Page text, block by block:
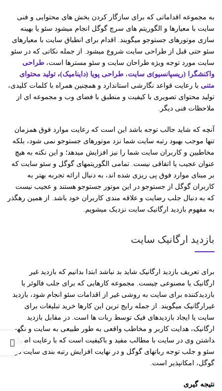
به مجموعه اقداماتی که برای سازگار کردن بخش­ های محتوایی و فنی
سایت با معیارها و الگوریتم­ های سرچ گوگل انجام می­شود سئو یا بهینه
سازی موتورهای جستوجو می­گویند. اقدام برای انطباق سایت با معیارهای
سئو حتی قبل از طراحی سایت شروع می­شود. از جمله نکاتی که در سئو
سایت مورد توجه ویژه طراحان سایت و سئو مسترها است، طراحی
واکنش­گرا (ریسپانسیو)ی سایت، طراحی پویا (داینامیک)، تولید محتوای
متنی با رعایت قواعد نگارشی استاندارد و همچنین همراه با کلمات کلیدی،
تولید محتوای تصویری با کیفیت و منطبق با فضای وب و مجموعه ­ای از
ملاحظات فنی دیگر.
آنچه که شاید جالب توجه باشد این است که رعایت موارد فوق همزمان
تنها موجب بهبود رتبه سایت شما نزد موتورهای جستوجو نمی ­شود، بلکه
مخاطبین و کاربران سایت شما را نیز افزایش می­دهد؛ و این نکته به هیچ
عنوان عجیب یا اتفاقی نیست. تمامی الگوریتم­های گوگل و سئو سایت که
بر مبنای موارد فوق پی ­ریزی شده­ اند، به دنبال ارائه تجربه بهتر به
کاربران گوگل از جستوجو در این موتور جستوجو هستند و عجیب نیست
که به دنبال جلب رضایت و علاقه­ مندی کاربران خود باشد. از همین رهگذر
به مفهوم بازدید ارگانیک سایت نزدیک می­شویم.
بازدید ارگانیک سایت
برای تعریف بازدید ارگانیک شاید بد نباشد ابتدا بدانیم که بازدید غیر
ارگانیک یا مصنوعی چیست. مجموعه کارهایی که برای جلب فالوئر یا
بازدیدکننده برای سایت به روشی غیر از اقدامات سئو انجام شود، بازدید
غیرارگانیک می­گویند. از جمله رایج­ ترین این کارها خرید تبلیغات برای
سایت یا ایجاد بازدیدهای فیک توسط ربات­ ها است. در مقابل بازدید
ارگانیک، هدایت کاربر و مخاطب واقعی به طور طبیعی به سایت و نگه­
داشتن وی در سایت با مطالب مفید و باکیفیت است که با رعایت اصول
سئو و جلب توجه ربات­های گوگل و در نهایت افزایش رتبه­ بندی سایت در
گوگل، امکان­پذیر است.
نتیجه گیری